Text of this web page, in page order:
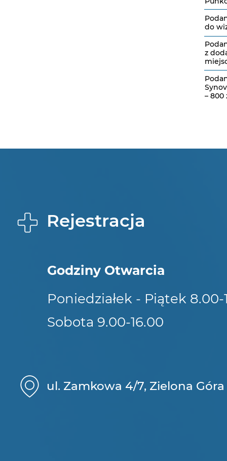
do
z
– 800
Godziny Otwarcia
Poniedziałek - Piątek 8.00-
Sobota 9.00-16.00
Rejestracja
ul. Zamkowa 4/7, Zielona Góra